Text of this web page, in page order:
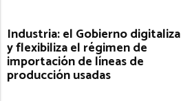
Industria: el Gobierno digitaliza
y flexibiliza el régimen de
importación de líneas de
producción usadas